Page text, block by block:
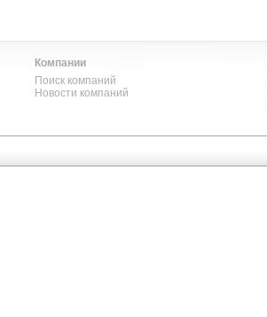
Компании
Поиск компаний
Новости компаний